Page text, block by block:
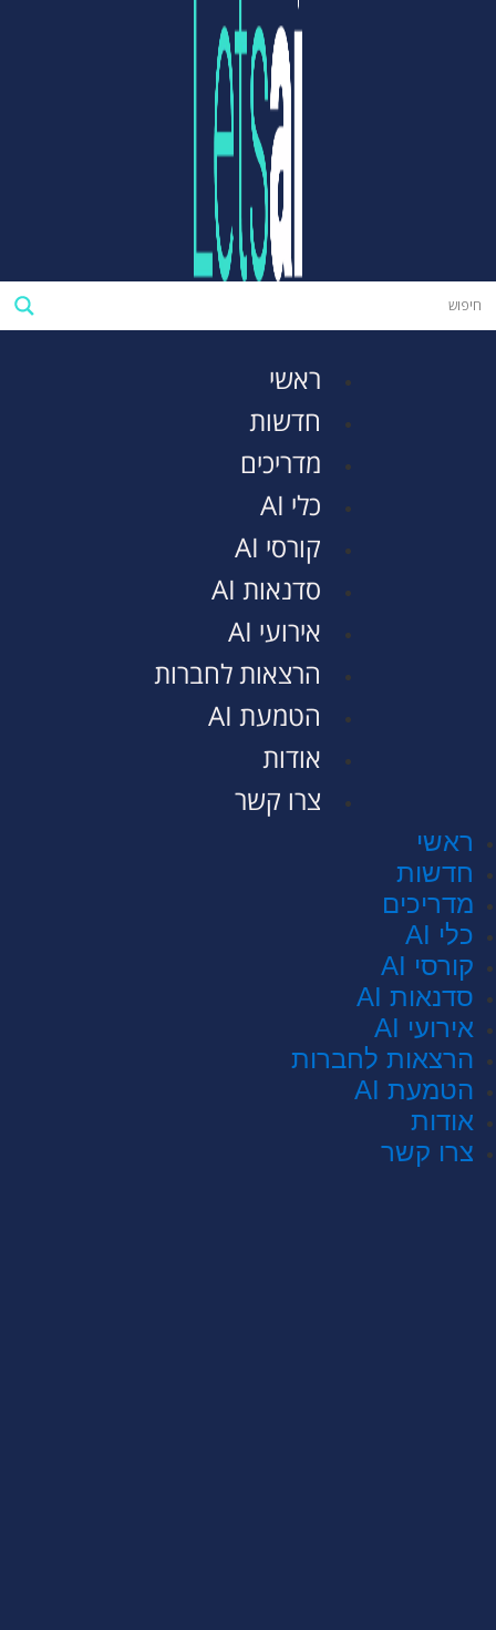
ראשי
חדשות
מדריכים
כלי AI
קורסי AI
סדנאות AI
אירועי AI
הרצאות לחברות
הטמעת AI
אודות
צרו קשר
ראשי
חדשות
מדריכים
כלי AI
קורסי AI
סדנאות AI
אירועי AI
הרצאות לחברות
הטמעת AI
אודות
צרו קשר